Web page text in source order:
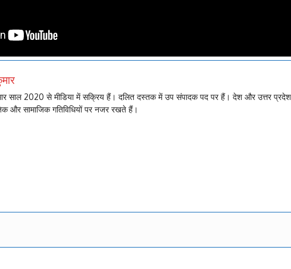
साल 2020 से मीडिया में सक्रिय हैं। दलित दस्तक में उप संपादक पद पर हैं। देश और उत्तर
और सामाजिक गतिविधियों पर नजर रखते हैं।